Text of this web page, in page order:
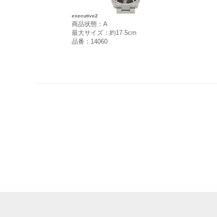
executive2
商品状態：A
最大サイズ：約17.5cm
品番：14060